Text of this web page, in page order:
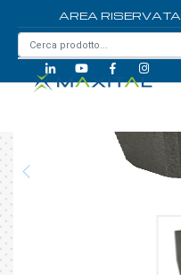
AREA RISERVATA